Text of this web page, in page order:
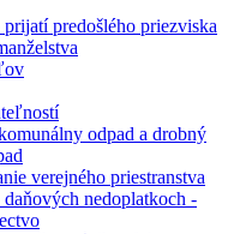
predošlého priezviska
odpad a drobný
verejného priestranstva
daňových nedoplatkoch -